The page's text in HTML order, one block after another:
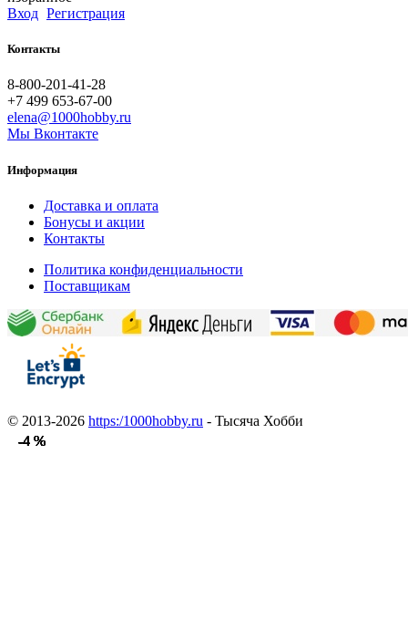
-4 %
-4 %
-4 %
-4 %
-4 %
-4 %
-4 %
-4 %
-4 %
-4 %
-4 %
-4 %
Вход Регистрация
Контакты
8-800-201-41-28
+7 499 653-67-00
elena@1000hobby.ru
Мы Вконтакте
Информация
Доставка и оплата
Бонусы и акции
Контакты
Политика конфиденциальности
Поставщикам
© 2013-2026 https:/1000hobby.ru - Тысяча Хобби